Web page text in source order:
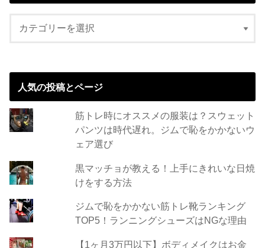
人気の投稿とページ
筋トレ時にオススメの服装は？スウェット
パンツは時代遅れ。ジムで恥をかかないウ
ェア選び
黒マッチョが教える！上手にきれいな日焼
けをする方法
ジムで恥をかかない筋トレ靴ランキング
TOP5！ランニングシューズはNGな理由
【1ヶ月3万円以下】ボディメイクはお金